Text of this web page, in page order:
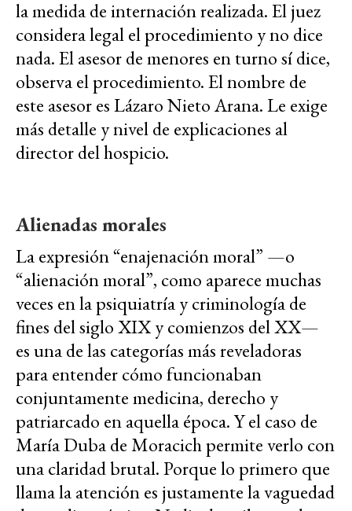
la medida de internación realizada. El juez
considera legal el procedimiento y no dice
nada. El asesor de menores en turno sí dice,
observa el procedimiento. El nombre de
este asesor es Lázaro Nieto Arana. Le exige
más detalle y nivel de explicaciones al
director del hospicio.
Alienadas morales
La expresión “enajenación moral” —o
“alienación moral”, como aparece muchas
veces en la psiquiatría y criminología de
fines del siglo XIX y comienzos del XX—
es una de las categorías más reveladoras
para entender cómo funcionaban
conjuntamente medicina, derecho y
patriarcado en aquella época. Y el caso de
María Duba de Moracich permite verlo con
una claridad brutal. Porque lo primero que
llama la atención es justamente la vaguedad